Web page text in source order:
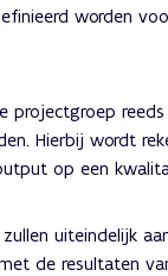
worden
projectgroep
Hierbij wordt
op een
uiteindelijk
de resultaten